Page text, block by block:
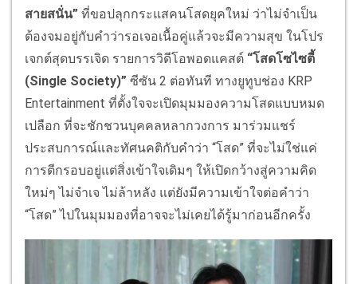
สายสนั่น” ที่ขอปลุกกระแสคนโสดยุคใหม่ ว่าไม่จำเป็น
ต้องจมอยู่กับคำว่ารอเจอเนื้อคู่แล้วจะมีความสุข ในโปร
เจกต์สุดบรรเจิด รายการวิดีโอพอดแคสต์ “โสดโซไซตี้
(Single Society)” ซีซัน 2 ต่อทันที ทางยูทูบช่อง KRP
Entertainment ที่ตั้งใจจะเปิดมุมมองความโสดแบบหมด
เปลือก ที่จะชักชวนบุคคลหลากวงการ มาร่วมแชร์
ประสบการณ์และทัศนคติกับคำว่า “โสด” ที่จะไม่ใช่แค่
การตีกรอบอยู่แต่สิ่งเข้าใจเดิมๆ ให้เปิดกว้างสู่ความคิด
ใหม่ๆ ไม่จำเจ ไม่ล้าหลัง แต่ยังมีความเข้าใจต่อคำว่า
“โสด” ไปในมุมมองที่อาจจะไม่เคยได้รู้มาก่อนอีกครั้ง